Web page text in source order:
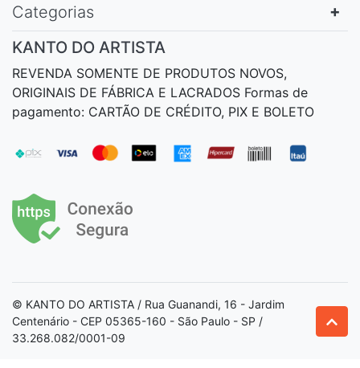
Categorias
KANTO DO ARTISTA
REVENDA SOMENTE DE PRODUTOS NOVOS,
ORIGINAIS DE FÁBRICA E LACRADOS Formas de
pagamento: CARTÃO DE CRÉDITO, PIX E BOLETO
© KANTO DO ARTISTA / Rua Guanandi, 16 - Jardim
Centenário - CEP 05365-160 - São Paulo - SP /
33.268.082/0001-09